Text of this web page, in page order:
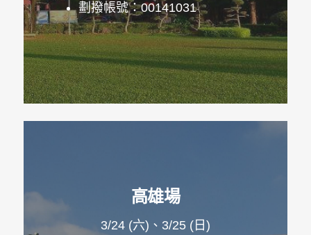
劃撥帳號：00141031
高雄場
3/24 (六)、3/25 (日)